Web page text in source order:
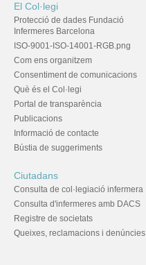
El Col·legi
Protecció de dades Fundació
Infermeres Barcelona
ISO-9001-ISO-14001-RGB.png
Com ens organitzem
Consentiment de comunicacions
Què és el Col·legi
Portal de transparència
Publicacions
Informació de contacte
Bústia de suggeriments
Ciutadans
Consulta de col·legiació infermera
Consulta d'infermeres amb DACS
Registre de societats
Queixes, reclamacions i denúncies